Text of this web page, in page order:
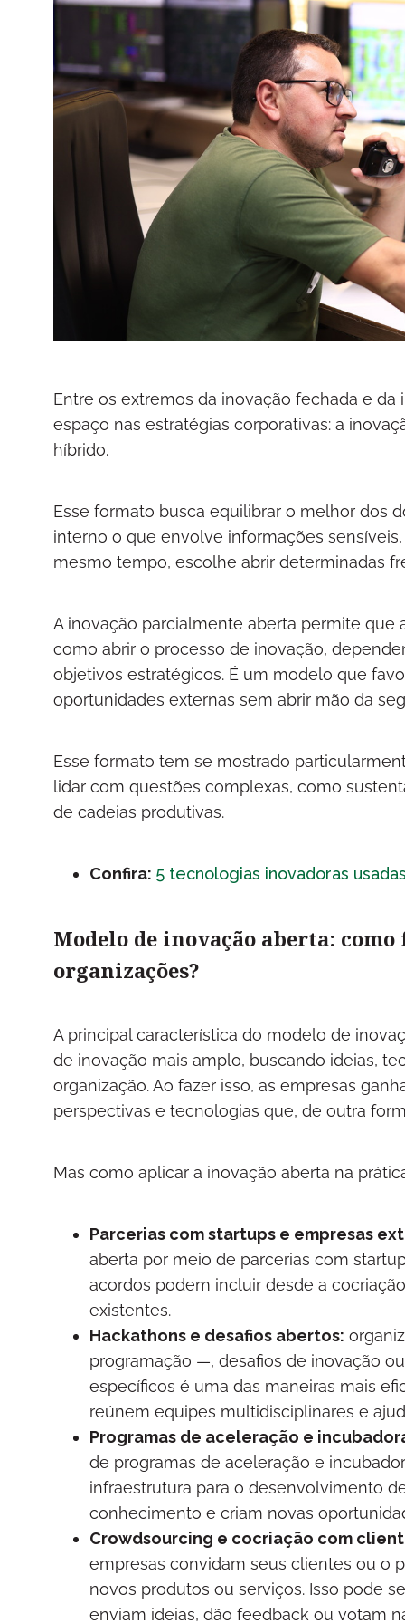
Entre os extremos da inovação fechada e
espaço nas estratégias corporativas: a
híbrido.
Esse formato busca equilibrar o melhor dos
interno o que envolve informações
mesmo tempo, escolhe abrir determinadas
A inovação parcialmente aberta permite que
como abrir o processo de inovação,
objetivos estratégicos. É um modelo que
oportunidades externas sem abrir mão da
Esse formato tem se mostrado
lidar com questões complexas, como
de cadeias produtivas.
Confira: 5 tecnologias inovadoras
Modelo de inovação aberta:
organizações?
A principal característica do modelo de
de inovação mais amplo, buscando ideias,
organização. Ao fazer isso, as empresas
perspectivas e tecnologias que, de outra
Mas como aplicar a inovação aberta na
Parcerias com startups e empresas
aberta por meio de parcerias com
acordos podem incluir desde a
existentes.
Hackathons e desafios abertos:
programação —, desafios de inovação
específicos é uma das maneiras mais
reúnem equipes multidisciplinares e
Programas de aceleração e
de programas de aceleração e
infraestrutura para o desenvolvimento
conhecimento e criam novas
Crowdsourcing e cocriação com
empresas convidam seus clientes ou o
novos produtos ou serviços. Isso pode
enviam ideias, dão feedback ou votam